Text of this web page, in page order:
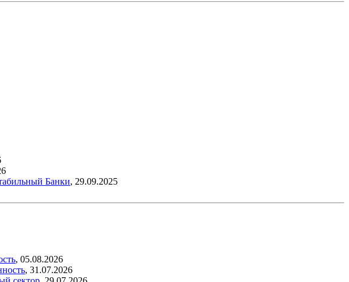
Банки, 29.09.2025
, 05.08.2026
, 31.07.2026